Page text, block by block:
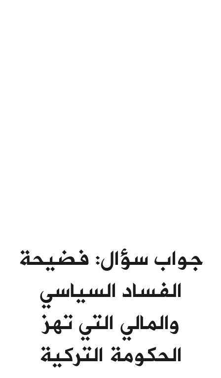
جواب سؤال: فضيحة
الفساد السياسي
والمالي التي تهز
الحكومة التركية